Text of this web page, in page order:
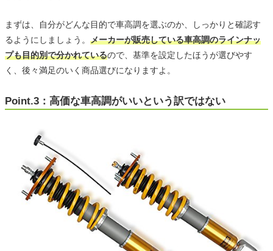
まずは、自分がどんな目的で車高調を選ぶのか、しっかりと確認す
るようにしましょう。 メーカーが販売している車高調のラインナッ
プも目的別で分かれているので、基準を設定したほうが選びやす
く、後々満足のいく商品選びになりますよ。
Point.3：高価な車高調がいいという訳ではない